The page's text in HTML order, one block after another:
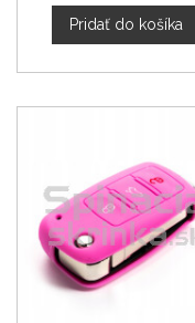
Pridať do košíka